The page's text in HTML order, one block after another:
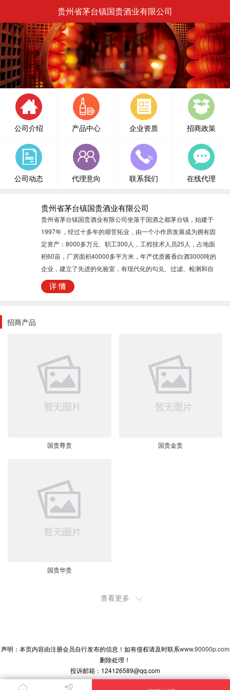
贵州省茅台镇国贵酒业有限公司
公司介绍 产品中心 企业资质 招商政策
公司动态 代理意向 联系我们 在线代理
贵州省茅台镇国贵酒业有限公司
贵州省茅台镇国贵酒业有限公司坐落于国酒之都茅台镇，始建于
1997年，经过十多年的艰苦拓业，由一个小作房发展成为拥有固
定资产：8000多万元、职工300人，工程技术人员25人，占地面
积60亩，厂房面积40000多平方米，年产优质酱香白酒3000吨的
企业，建立了先进的化验室，有现代化的勾兑、过滤、检测和自
动灌装设备，对产品质量严格把关。本企业经省、地、市质量技
术监督局考核验收合格，取得了国家质量技术监督局发给的《全
朝着品牌系列化、产品优质化、生产规模化，管理科学化的目标
继续迈进。我们坚信国贵酒业有限公司一定能够充分利用好茅台
镇得天独地厚的酿酒自然条件和独特的酒文化资源，把握时机，
与时俱进，为发展白酒业谱写新篇章。
招商产品
国贵尊贵 国贵金贵
国贵华贵
查看更多
2024-9-24 20:35:51
我想在烟台地区代理一款定制酒。价位在500元
左右的酒质，请给我一个方案
声明：本页内容由注册会员自行发布的信息！如有侵权请及时联系www.90000p.com
删除处理！
投诉邮箱：124126589@qq.com